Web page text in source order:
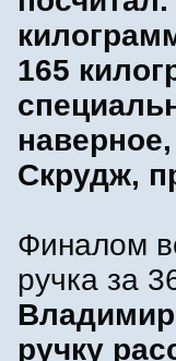
165
Скрудж,
Финалом
ручка за
ручку